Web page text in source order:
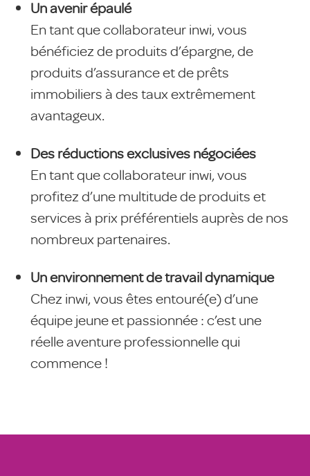
Un avenir épaulé
En tant que collaborateur inwi, vous
bénéficiez de produits d’épargne, de
produits d’assurance et de prêts
immobiliers à des taux extrêmement
avantageux.
Des réductions exclusives négociées
En tant que collaborateur inwi, vous
profitez d’une multitude de produits et
services à prix préférentiels auprès de nos
nombreux partenaires.
Un environnement de travail dynamique
Chez inwi, vous êtes entouré(e) d’une
équipe jeune et passionnée : c’est une
réelle aventure professionnelle qui
commence !